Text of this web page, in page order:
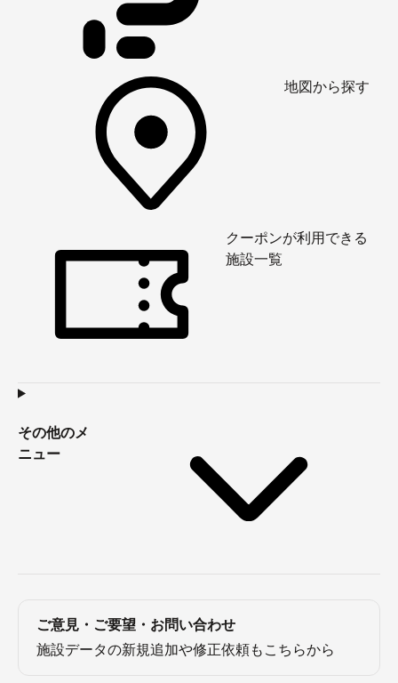
地図から探す
クーポンが利用できる
施設一覧
その他のメ
ニュー
ご意見・ご要望・お問い合わせ
施設データの新規追加や修正依頼もこちらから